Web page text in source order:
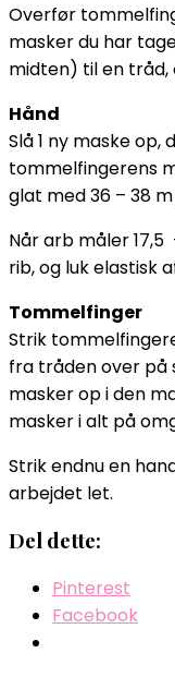
Overfør
masker du har
midten) til en tråd,
Hånd
Slå 1 ny maske op,
tommelfingerens
glat med 36 – 38
Når arb måler
rib, og luk elastisk
Tommelfinger
Strik
fra tråden over på
masker op i den
masker i alt på
Strik endnu en
arbejdet let.
Del dette:
Pinterest
Facebook